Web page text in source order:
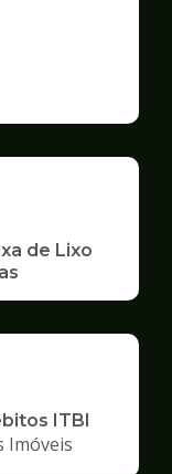
de Lixo
ITBI
Imóveis